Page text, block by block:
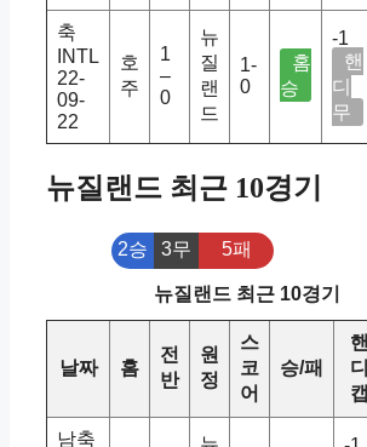
축
INTL
22-
09-
22
호
주
1
–
0
뉴
질
랜
드
1-
0
홈
승
-1
핸
디
무
뉴질랜드 최근 10경기
2승 3무 5패
뉴질랜드 최근 10경기
날짜 홈
전
반
원
정
스
코
어
승/패
핸
디
캡
남축